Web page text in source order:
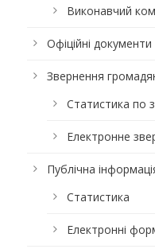
Виконавчий
Офіційні документи
Звернення
Статистика по
Електронне
Публічна
Статистика
Електронні